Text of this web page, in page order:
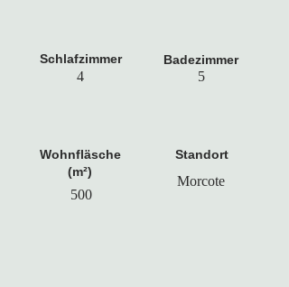
Schlafzimmer
4
Badezimmer
5
Wohnfläsche
(m²)
500
Standort
Morcote